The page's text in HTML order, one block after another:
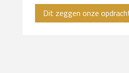
Dit zeggen onze